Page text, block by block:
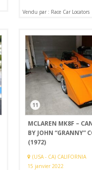
Vendu par : Race Car Locators
11
MCLAREN MK8F –
BY JOHN “GRANNY”
(1972)
(USA - CA) CALIFORNIA
15 janvier 2022